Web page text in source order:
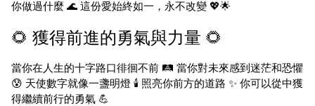
你做過什麼 🌊 這份愛始終如一，永不改變 💖🌟
🌻 獲得前進的勇氣與力量 🌻
當你在人生的十字路口徘徊不前 🛤️ 當你對未來感到迷茫和恐懼
😰 天使數字就像一盞明燈 🕯️ 照亮你前方的道路 ✨ 你可以從中獲
得繼續前行的勇氣 💪